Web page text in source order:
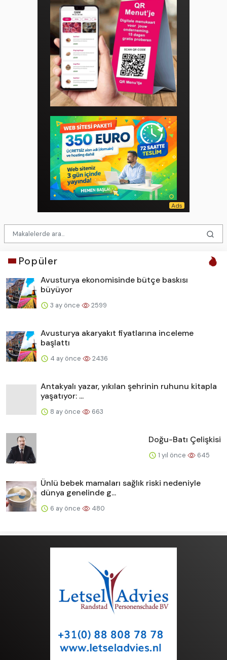
Popüler
Avusturya ekonomisinde bütçe baskısı
büyüyor
3 ay önce 2599
Avusturya akaryakıt fiyatlarına inceleme
başlattı
4 ay önce 2436
Antakyalı yazar, yıkılan şehrinin ruhunu kitapla
yaşatıyor: ...
8 ay önce 663
Doğu-Batı Çelişkisi
1 yıl önce 645
Ünlü bebek mamaları sağlık riski nedeniyle
dünya genelinde g...
6 ay önce 480